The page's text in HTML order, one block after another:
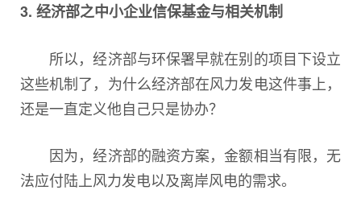
3. 经济部之中小企业信保基金与相关机制
所以，经济部与环保署早就在别的项目下设立
这些机制了，为什么经济部在风力发电这件事上，
还是一直定义他自己只是协办？
因为，经济部的融资方案，金额相当有限，无
法应付陆上风力发电以及离岸风电的需求。